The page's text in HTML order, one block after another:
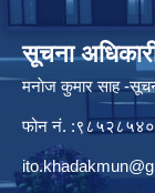
सूचना
मनाेज कुमार साह -
फोन नं.